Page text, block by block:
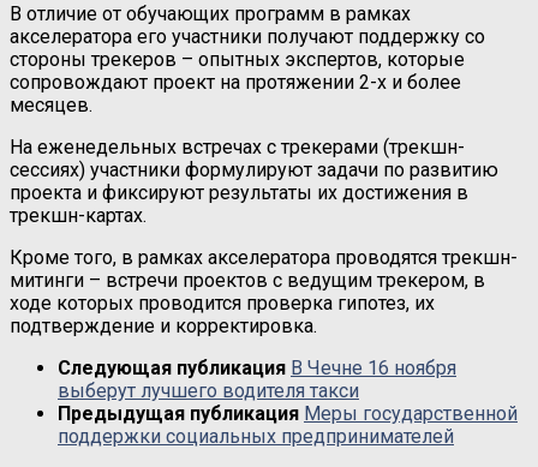
В отличие от обучающих программ в рамках
акселератора его участники получают поддержку со
стороны трекеров – опытных экспертов, которые
сопровождают проект на протяжении 2-х и более
месяцев.
На еженедельных встречах с трекерами (трекшн-
сессиях) участники формулируют задачи по развитию
проекта и фиксируют результаты их достижения в
трекшн-картах.
Кроме того, в рамках акселератора проводятся трекшн-
митинги – встречи проектов с ведущим трекером, в
ходе которых проводится проверка гипотез, их
подтверждение и корректировка.
Следующая публикация В Чечне 16 ноября
выберут лучшего водителя такси
Предыдущая публикация Меры государственной
поддержки социальных предпринимателей